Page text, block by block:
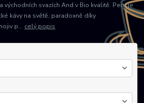
východních svazích And v Bio kvalitě. Peru je
kávy na světě, paradoxně díky
p... celý popis